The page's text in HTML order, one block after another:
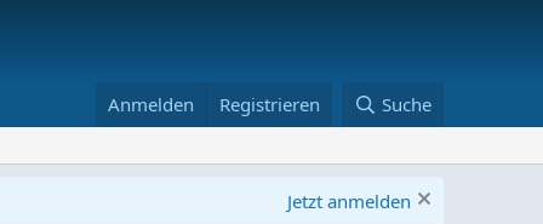
Anmelden Registrieren Suche
Jetzt anmelden